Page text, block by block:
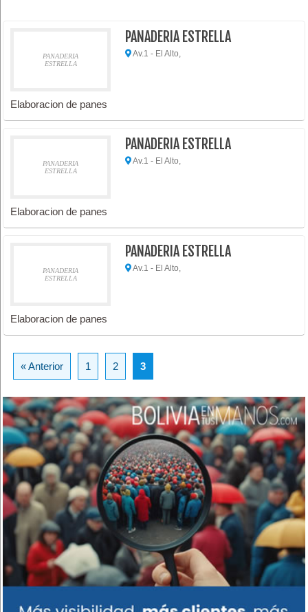
PANADERIA
ESTRELLA
PANADERIA ESTRELLA
Av.1 - El Alto,
Elaboracion de panes
PANADERIA
ESTRELLA
PANADERIA ESTRELLA
Av.1 - El Alto,
Elaboracion de panes
PANADERIA
ESTRELLA
PANADERIA ESTRELLA
Av.1 - El Alto,
Elaboracion de panes
« Anterior 1 2 3